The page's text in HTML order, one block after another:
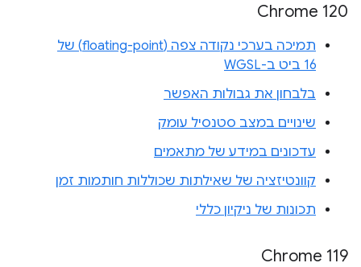
Chrome 120
תמיכה בערכי נקודה צפה (floating-point) של
16 ביט ב-WGSL
בלבחון את גבולות האפשר
שינויים במצב סטנסיל עומק
עדכונים במידע של מתאמים
קוונטיזציה של שאילתות שכוללות חותמות זמן
תכונות של ניקיון כללי
Chrome 119